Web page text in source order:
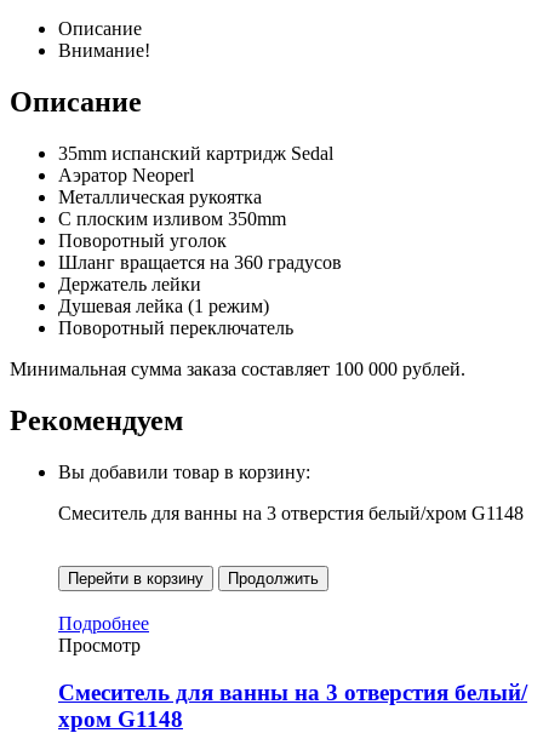
Описание
Внимание!
Описание
35mm испанский картридж Sedal
Аэратор Neoperl
Металлическая рукоятка
С плоским изливом 350mm
Поворотный уголок
Шланг вращается на 360 градусов
Держатель лейки
Душевая лейка (1 режим)
Поворотный переключатель
Минимальная сумма заказа составляет 100 000 рублей.
Рекомендуем
Вы добавили товар в корзину:
Смеситель для ванны на 3 отверстия белый/хром G1148
Перейти в корзину Продолжить
Подробнее
Просмотр
Смеситель для ванны на 3 отверстия белый/
хром G1148